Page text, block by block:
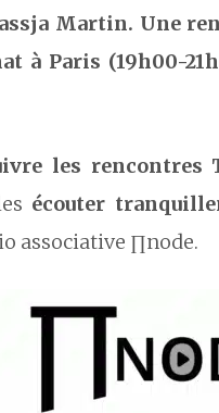
Martin. Une
à Paris (19h00-
les rencontres
écouter
associative ∏node.